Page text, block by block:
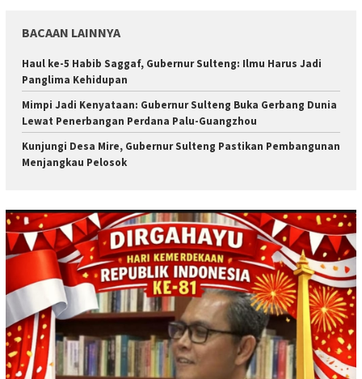
BACAAN LAINNYA
Haul ke-5 Habib Saggaf, Gubernur Sulteng: Ilmu Harus Jadi
Panglima Kehidupan
Mimpi Jadi Kenyataan: Gubernur Sulteng Buka Gerbang Dunia
Lewat Penerbangan Perdana Palu-Guangzhou
Kunjungi Desa Mire, Gubernur Sulteng Pastikan Pembangunan
Menjangkau Pelosok